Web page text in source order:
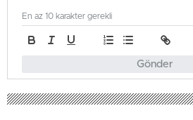
Gönder
En az 10 karakter gerekli